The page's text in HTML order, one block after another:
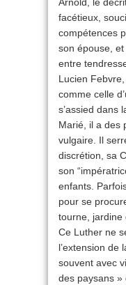
facétieux,
compétences
son épouse,
entre
Lucien
comme celle
s’assied dans
Marié, il a des
vulgaire. Il
discrétion, sa
son
enfants.
pour se
tourne, jardine
Ce Luther ne
l’extension de
souvent avec
des paysans »